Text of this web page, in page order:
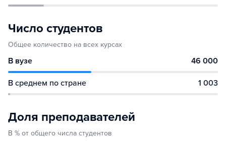
Число студентов
Общее количество на всех курсах
В вузе 46 000
В среднем по стране 1 003
Доля преподавателей
В % от общего числа студентов